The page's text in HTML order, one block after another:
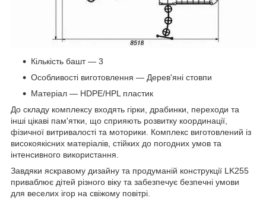
Кількість башт — 3
Особливості виготовлення — Дерев'яні стовпи
Матеріал — HDPE/HPL пластик
До складу комплексу входять гірки, драбинки, переходи та
інші цікаві пам'ятки, що сприяють розвитку координації,
фізичної витривалості та моторики. Комплекс виготовлений із
високоякісних матеріалів, стійких до погодних умов та
інтенсивного використання.
Завдяки яскравому дизайну та продуманій конструкції LK255
приваблює дітей різного віку та забезпечує безпечні умови
для веселих ігор на свіжому повітрі.